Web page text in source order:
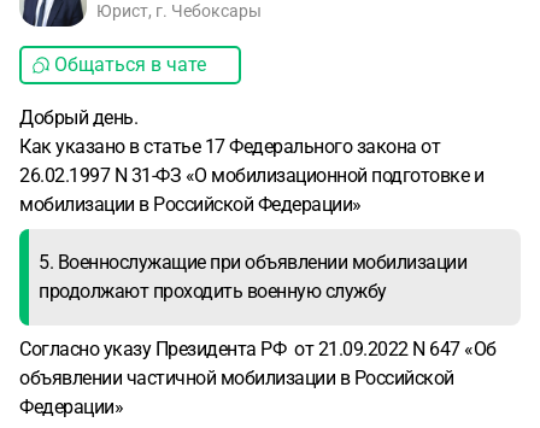
Юрист, г. Чебоксары
Общаться в чате
Добрый день.
Как указано в статье 17 Федерального закона от
26.02.1997 N 31-ФЗ «О мобилизационной подготовке и
мобилизации в Российской Федерации»
5. Военнослужащие при объявлении мобилизации
продолжают проходить военную службу
Согласно указу Президента РФ от 21.09.2022 N 647 «Об
объявлении частичной мобилизации в Российской
Федерации»